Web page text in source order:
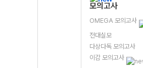
모의고사
OMEGA 모의고사
전대실모
다상다독 모의고사
이감 모의고사